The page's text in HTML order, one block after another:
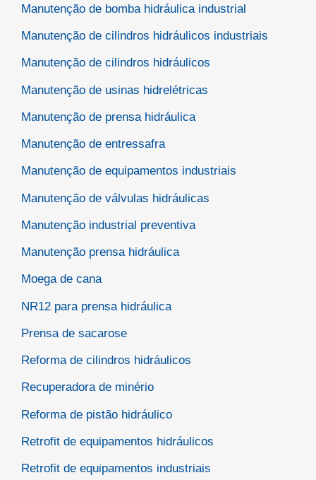
Manutenção de bomba hidráulica industrial
Manutenção de cilindros hidráulicos industriais
Manutenção de cilindros hidráulicos
Manutenção de usinas hidrelétricas
Manutenção de prensa hidráulica
Manutenção de entressafra
Manutenção de equipamentos industriais
Manutenção de válvulas hidráulicas
Manutenção industrial preventiva
Manutenção prensa hidráulica
Moega de cana
NR12 para prensa hidráulica
Prensa de sacarose
Reforma de cilindros hidráulicos
Recuperadora de minério
Reforma de pistão hidráulico
Retrofit de equipamentos hidráulicos
Retrofit de equipamentos industriais